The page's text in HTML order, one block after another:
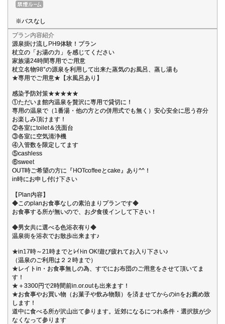
※バスなし
プラン内容紹介
源泉掛け流しPH9体験！プラン
杖立の「お湯の力」を感じてください
家族湯24時間専用でご用意
杖立名物98°の源泉を利用して出来た蒸気のお風呂、蒸し湯も
★専用でご用意★【水風呂あり】
感染予防対策★★★★★
①ただいま館内温泉を贅沢に専用で貸切に！
専用の温泉で（1番湯・他の方との併用式でも無く）安心安全に思う存分
お楽しみ頂けます！
②各室にtoilet＆洗面台
③各室に空気清浄機
④入管数を限定してます
⑤cashless
⑥sweet
OUT時ご希望の方に『HOTcoffeeとcake』あり^^！
in時にお申し付け下さい
【Plan内容】
◆このplanお食事なしの素泊まりプランです◆
お食事する所が無いので、お夕食後インして下さい！
◆男女共に選べる色浴衣有り◆
温泉街を浴衣でお散歩出来ます♪
★in17時～21時までとﾚｲﾄin OK!遊び疲れてお入り下さい♪
（温泉のご利用は２２時まで）
★レイトin・お食事無しの為、すでにお布団のご用意をさせて頂いてま
す！
★＋3300円で2時間前in.or.outも出来ます！
★お食事やお買い物（お菓子や飲み物類）を済ませてからのinをお薦め致
します！
道中に食べる所が沢山出て参ります。近郊になるにつれ条件・選択肢が少
なくなって参ります